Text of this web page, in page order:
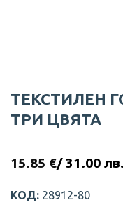
ТЕКСТИЛЕН
ТРИ ЦВЯТА
15.85 €/ 31.00 лв.
КОД: 28912-80